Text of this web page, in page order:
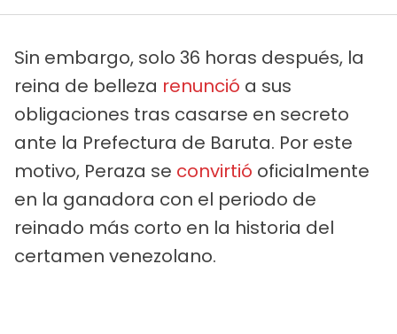
Sin embargo, solo 36 horas después, la
reina de belleza renunció a sus
obligaciones tras casarse en secreto
ante la Prefectura de Baruta. Por este
motivo, Peraza se convirtió oficialmente
en la ganadora con el periodo de
reinado más corto en la historia del
certamen venezolano.